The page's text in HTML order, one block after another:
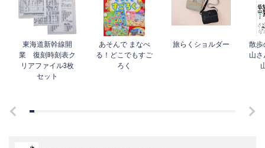
東海道新幹線開
業 復刻時刻表ク
リアファイル3枚
セット
あそんで まなべ
る！どこでもすご
ろく
旅らくショルダー
散歩
山さ